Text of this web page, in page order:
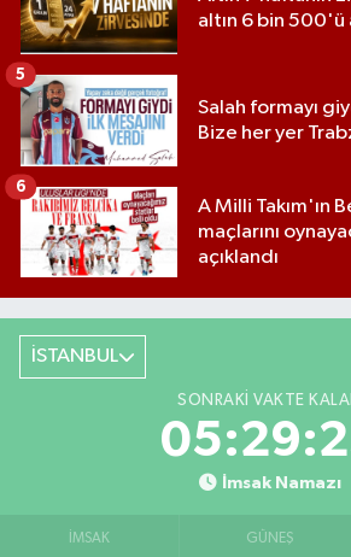
altın 6 bin 500'ü
Salah formayı
Bize her yer
5
A Milli Takım'ın
maçlarını
açıklandı
6
İSTANBUL
SONRAKI VAKTE
İmsak Namazı
İMSAK GÜNEŞ